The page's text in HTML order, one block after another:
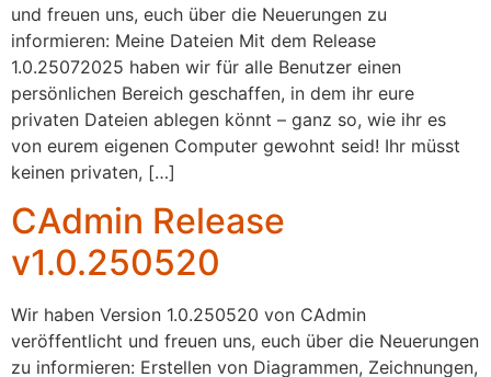
und freuen uns, euch über die Neuerungen zu
informieren: Meine Dateien Mit dem Release
1.0.25072025 haben wir für alle Benutzer einen
persönlichen Bereich geschaffen, in dem ihr eure
privaten Dateien ablegen könnt – ganz so, wie ihr es
von eurem eigenen Computer gewohnt seid! Ihr müsst
keinen privaten, […]
CAdmin Release
v1.0.250520
Wir haben Version 1.0.250520 von CAdmin
veröffentlicht und freuen uns, euch über die Neuerungen
zu informieren: Erstellen von Diagrammen, Zeichnungen,